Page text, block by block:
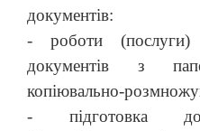
документів:
- роботи (послуги)
документів з
копіювально-
- підготовка